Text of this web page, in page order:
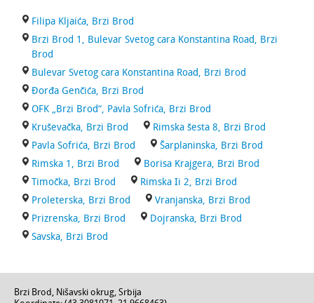
Filipa Kljaića, Brzi Brod
Brzi Brod 1, Bulevar Svetog cara Konstantina Road, Brzi
Brod
Bulevar Svetog cara Konstantina Road, Brzi Brod
Đorđa Genčića, Brzi Brod
OFK „Brzi Brod“, Pavla Sofrića, Brzi Brod
Kruševačka, Brzi Brod
Rimska šesta 8, Brzi Brod
Pavla Sofrića, Brzi Brod
Šarplaninska, Brzi Brod
Rimska 1, Brzi Brod
Borisa Krajgera, Brzi Brod
Timočka, Brzi Brod
Rimska Ii 2, Brzi Brod
Proleterska, Brzi Brod
Vranjanska, Brzi Brod
Prizrenska, Brzi Brod
Dojranska, Brzi Brod
Savska, Brzi Brod
Brzi Brod, Nišavski okrug, Srbija